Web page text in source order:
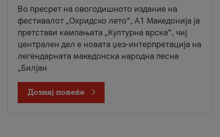
Во пресрет на овогодишното издание на
фестивалот „Охридско лето“, А1 Македонија ја
претстави кампањата „Културна врска“, чиј
централен дел е новата џез-интерпретација на
легендарната македонска народна песна
„Билјан
Дознај повеќе